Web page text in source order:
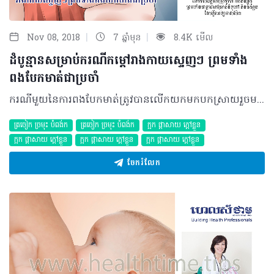
Nov 08, 2018 | 7 ឆ្នាំមុន | 8.4K មើល
ដំបូន្មានសម្រាប់ករណីកម្តៅរាងកាយស្ទេញៗ ព្រមទាំង
ពងបែកមាត់ជាប្រចាំ
ករណីមួយនៃការពងបែកមាត់ត្រូវបានលើកយកមកបកស្រាយរួចមកហើយកាលពីលេខមុន ដូច្នេះ សម្រាប់ខែនេះ អ្នកនឹងស្វែងយល់អំពីករណីប្រហាក់ប្រហែល មួយទៀត ដែលរួមជាមួយនឹងអាការៈឡើងកម្តៅផងដែរ។ តើដំបូន្មានអ្វីខ្លះនឹងត្រូវបានផ្តល់ជូនចំពោះករណីនេះ? សំណួរ៖ ខ្ញុំមានអាយុ ២៣ឆ្នាំ ភេទស្រី កម្ពស់ ១.៦២ម៉ែត្រ ទម្ងន់ ៤៥ គីឡូក្រាម ជានិស្សិត។ រាងកាយរបស់ខ្ញុំតែងមានកម្តៅស្ទេញៗជាប្រចាំ និងមានឡើងពងបែក ក្នុងមាត់ ទោះបីជាព្យាយាមបរិភោគទឹកច្រើនហើយក៏ដោយ។ តើអាការៈនេះប្រក្រតីឬទេ? តើខ្ញុំគួរធ្វើដូចម្តេចដើម្បីចៀសផុតពីអាការៈទាំងនេះ? ចម្លើយ៖ ជាទូទៅពាក្យថាកម្តៅស្ទេញៗដែលយើងនិយមនិយាយ មិនយកជាការបានទេ ប្រសិនមិនមានការប្រើប្រាស់ទែរម៉ូម៉ែត្រសម្រាប់ស្ទង់ឲ្យបានត្រឹមត្រូវ។ គួរបញ្ជាក់ថា សីតុណ្ហភាពជាក់លាក់របស់ខ្លួនយើង អាចកំណត់បានដោយវាស់ជាមួយ នឹងទែម៉ូម៉ែត្រហើយបូកថែមកន្លះ តែវាក៏ប្រែប្រួល ទៅតាមស្ថានភាព នៅពេលវាស់ផ្ទាល់ផងដែរដូចជា ការវាស់នៅពេលព្រឹកព្រលឹម ឬទើបនឹងហាលថ្ងៃហើយ ឬក្រោយការលេងកីឡាជាដើម។ ដូចនេះ យកល្អ គួរវាស់កម្តៅក្រោយពី ការសម្រាកបន្តិចសិន។ កម្តៅដែលហៅថាក្តៅខ្លួនគឺចាប់ពី ៣៨.៣អង្សា ហើយកម្តៅធម្មតាគឺ ៣៧អង្សា ឬ៣៦.៥អង្សា ឬយ៉ាងទាប ៣៦អង្សា។ ទោះយ៉ាងណា ប្រសិនបើប្អូនពិតជាក្តៅខ្លួនមែន សំណួរបន្ទាប់គឺចង់សួរប្អូនថា តើប្អូនមានអាការៈញ័រទ្រូង បេះដូងដើរញាប់ ស្រកគីឡូ ឆាប់ខឹងឆេវឆាវឬទេ? ដែលទាំងនេះ អាចជាសញ្ញានៃការឡើងក្រពេញទីរ៉ូអ៊ីត ដែលបង្កើននូវការបញ្ចេញអ័រម៉ូនធ្វើឲ្យមានអារម្មណ៍ថាក្តៅភាយៗជាប្រចាំ។ ដូចនេះ ដើម្បីអាចសន្និដ្ឋានបានទាល់តែ គ្រូពេទ្យធ្វើការប្រមូលព័ត៌មានបន្ថែមទៀតពីប្អូន។ រីឯការពងបែកមាត់របស់ប្អូន ក៏អាចសាកល្បងបរិភោគទឹកឲ្យបានច្រើន ការធ្វើអនាម័យមាត់ធ្មេញ ខ្ពុរមាត់ក្រោយបរិភោគ ប្តូរច្រាស់ដុសធ្មេញ និងប្រើច្រាស់ដែលទន់ជាដើម ដោយប្អូនមិនបាច់បារម្ភពេកឡើយ ពីព្រោះវាអាចជាបញ្ហាធម្មតាដែលមនុស្សទូទៅ សុទ្ធតែអាចជួបប្រទះ។ រីឯដំបូន្មានចំពោះបញ្ហាក្តៅខ្លួនស្ទេញៗរបស់ប្អូន អាចផ្តល់ជូនបានលុះត្រាតែដឹងកម្តៅច្បាស់លាស់របស់ប្អូន ប៉ុន្តែ ការក្តៅខ្លួនពិតប្រាកដ គឺតែងតែមានបញ្ហានៅពីក្រោយមួយ ដែលគួរតែត្រូវបានពិនិត្យឲ្យបានច្បាស់លាស់ និងធ្វើការព្យាបាលទៅលើឫសគល់ នៃមូលហេតុនោះផ្ទាល់តែម្តង។ បកស្រាយដោយ៖ វេជ្ជបណ្ឌិត បូរី សុថ្ថារិទ្ធ ឯកទេសវេជ្ជសាស្រ្តទូទៅ និងជំងឺឆ្លង ព្រមទាំងជាប្រធានផ្នែកជំងឺទូទៅ និងជំងឺឆ្លង នៃមន្ទីរពេទ្យកាល់ម៉ែត ©2018 រក្សាសិទ្ធិគ្រប់យ៉ាង​ដោយ Healthtime Corporation ចំពោះគ្រប់អត្ថបទដោយគ្មានផ្នែកណាមួយត្រូវបោះពុម្ពផ្សាយចូល ប្រព័ន្ធអ៊ីនធឺណែតឧបករណ៍អេឡិចត្រូនិកអាត់ជាសំឡេងឬថតចំលងគ្រប់រូបភាពដោយគ្មានការអនុញ្ញាតឡើយ
ត្រចៀក ច្រមុះ បំពង់ក ត្រចៀក ច្រមុះ បំពង់ក
ក្អក ផ្តាសាយ ក្តៅខ្លួន
ក្អក ផ្តាសាយ ក្តៅខ្លួន
ក្អក ផ្តាសាយ ក្តៅខ្លួន ក្អក ផ្តាសាយ ក្តៅខ្លួន
ចែករំលែក